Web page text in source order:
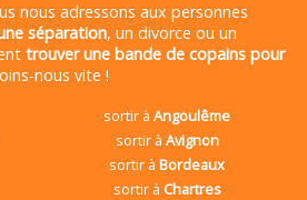
nous adressons aux personnes
séparation, un divorce ou un
trouver une bande de copains pour
nous vite !
sortir àAngoulême
sortir à Avignon
sortir àBordeaux
sortir à Chartres